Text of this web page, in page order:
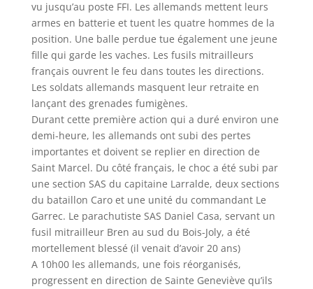
vu jusqu’au poste FFI. Les allemands mettent leurs
armes en batterie et tuent les quatre hommes de la
position. Une balle perdue tue également une jeune
fille qui garde les vaches. Les fusils mitrailleurs
français ouvrent le feu dans toutes les directions.
Les soldats allemands masquent leur retraite en
lançant des grenades fumigènes.
Durant cette première action qui a duré environ une
demi-heure, les allemands ont subi des pertes
importantes et doivent se replier en direction de
Saint Marcel. Du côté français, le choc a été subi par
une section SAS du capitaine Larralde, deux sections
du bataillon Caro et une unité du commandant Le
Garrec. Le parachutiste SAS Daniel Casa, servant un
fusil mitrailleur Bren au sud du Bois-Joly, a été
mortellement blessé (il venait d’avoir 20 ans)
A 10h00 les allemands, une fois réorganisés,
progressent en direction de Sainte Geneviève qu’ils